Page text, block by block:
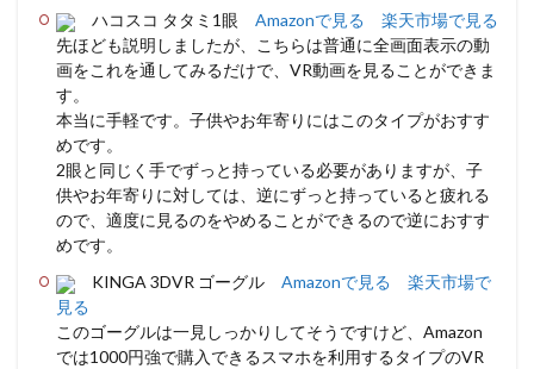
ハコスコ タタミ1眼 Amazonで見る
楽天市場で見る
先ほども説明しましたが、こちらは普通に全画面表示の動
画をこれを通してみるだけで、VR動画を見ることができま
す。
本当に手軽です。子供やお年寄りにはこのタイプがおすす
めです。
2眼と同じく手でずっと持っている必要がありますが、子
供やお年寄りに対しては、逆にずっと持っていると疲れる
ので、適度に見るのをやめることができるので逆におすす
めです。
KINGA 3DVR ゴーグル Amazonで見る
楽天市場で
見る
このゴーグルは一見しっかりしてそうですけど、Amazon
では1000円強で購入できるスマホを利用するタイプのVR